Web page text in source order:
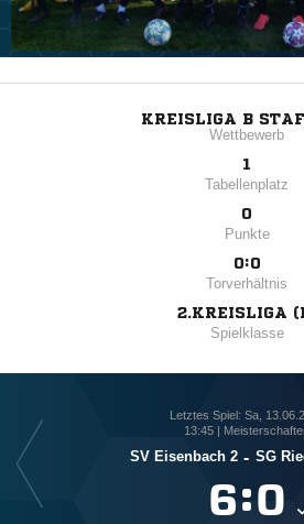
KREISLIGA B
Wettbewerb
1
Tabellenplatz
0
Punkte
0:0
Torverhältnis
2.KREISLIGA
Spielklasse
Letztes Spiel: Sa,
13:45 |
SV Eisenbach 2 - SG
: